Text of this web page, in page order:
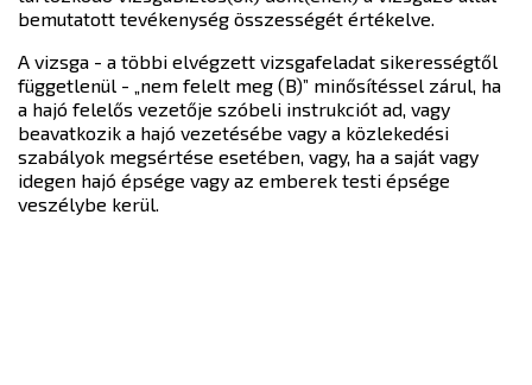
bemutatott tevékenység összességét értékelve.
A vizsga - a többi elvégzett vizsgafeladat sikerességtől
függetlenül - „nem felelt meg (B)” minősítéssel zárul, ha
a hajó felelős vezetője szóbeli instrukciót ad, vagy
beavatkozik a hajó vezetésébe vagy a közlekedési
szabályok megsértése esetében, vagy, ha a saját vagy
idegen hajó épsége vagy az emberek testi épsége
veszélybe kerül.